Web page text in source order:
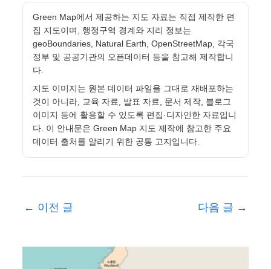
Green Map에서 제공하는 지도 자료는 직접 제작한 편
집 지도이며, 행정구역 경계와 지리 정보는
geoBoundaries, Natural Earth, OpenStreetMap, 각국
정부 및 공공기관의 오픈데이터 등을 참고해 제작합니
다.
지도 이미지는 원본 데이터 파일을 그대로 재배포하는
것이 아니라, 교육 자료, 발표 자료, 문서 제작, 블로그
이미지 등에 활용할 수 있도록 편집·디자인한 자료입니
다. 이 안내문은 Green Map 지도 제작에 참고한 주요
데이터 출처를 알리기 위한 공통 고지입니다.
← 이전 글 다음 글 →